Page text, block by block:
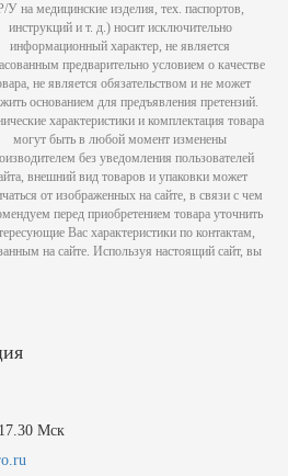
Мск
У на медицинские изделия, тех. паспортов,
инструкций и т. д.) носит исключительно
информационный характер, не является
предварительно условием о качестве
не является обязательством и не может
основанием для предъявления претензий.
характеристики и комплектация товара
могут быть в любой момент изменены
без уведомления пользователей
внешний вид товаров и упаковки может
от изображенных на сайте, в связи с чем
перед приобретением товара уточнить
Вас характеристики по контактам,
на сайте. Используя настоящий сайт, вы